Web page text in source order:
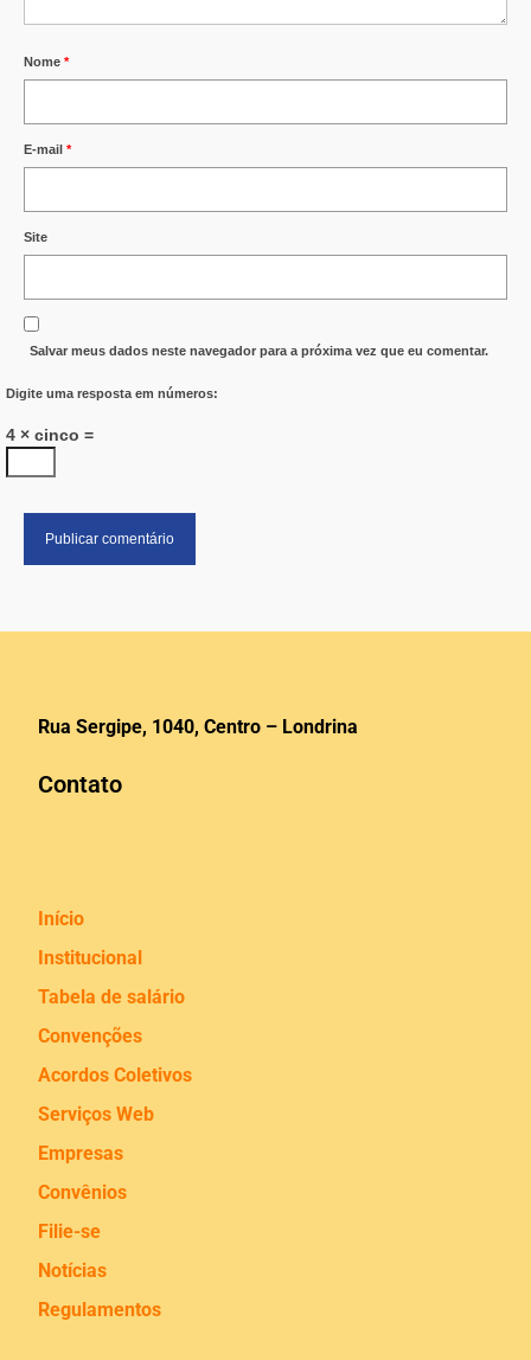
Nome *
E-mail *
Site
Salvar meus dados neste navegador para a próxima vez que eu comentar.
Digite uma resposta em números:
4 × cinco =
Rua Sergipe, 1040, Centro – Londrina
Contato
Início
Institucional
Tabela de salário
Convenções
Acordos Coletivos
Serviços Web
Empresas
Convênios
Filie-se
Notícias
Regulamentos